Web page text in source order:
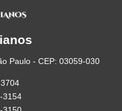
Paulo - CEP: 03059-030
3154